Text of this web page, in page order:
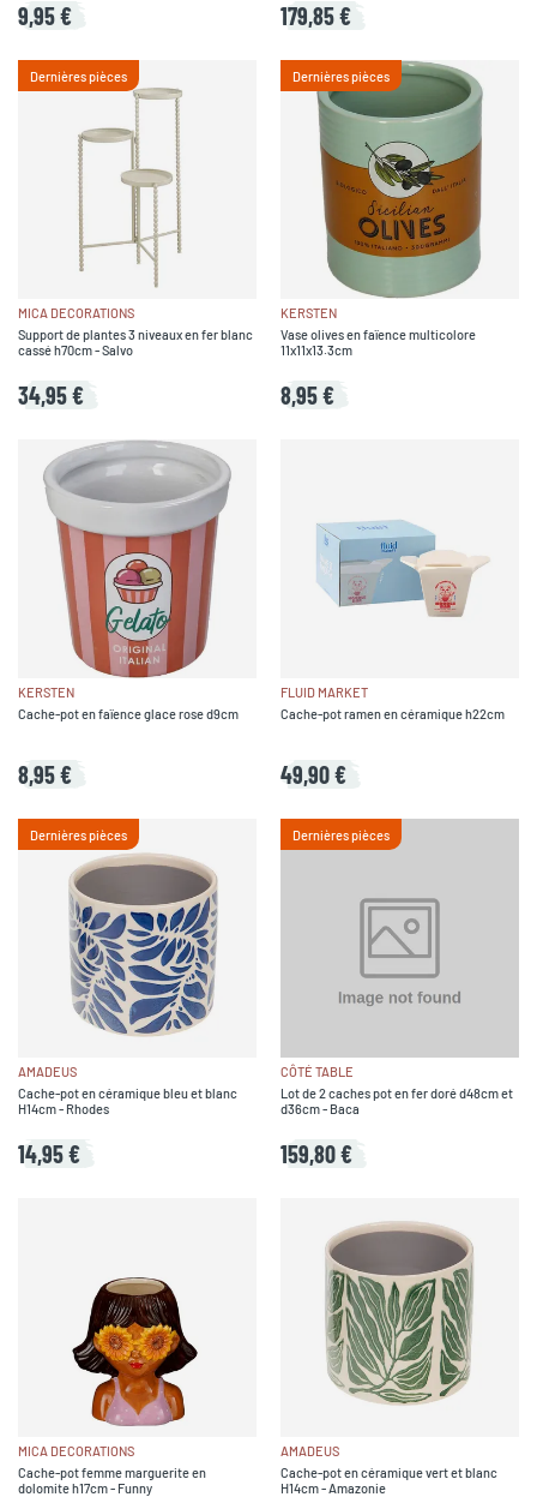
9,95 € 179,85 €
Dernières pièces
MICA DECORATIONS
Support de plantes 3 niveaux en fer blanc
cassé h70cm - Salvo
34,95 €
Dernières pièces
KERSTEN
Vase olives en faïence multicolore
11x11x13.3cm
8,95 €
KERSTEN
Cache-pot en faïence glace rose d9cm
8,95 €
FLUID MARKET
Cache-pot ramen en céramique h22cm
49,90 €
Dernières pièces
AMADEUS
Cache-pot en céramique bleu et blanc
H14cm - Rhodes
14,95 €
Dernières pièces
CÔTÉ TABLE
Lot de 2 caches pot en fer doré d48cm et
d36cm - Baca
159,80 €
MICA DECORATIONS
Cache-pot femme marguerite en
dolomite h17cm - Funny
AMADEUS
Cache-pot en céramique vert et blanc
H14cm - Amazonie